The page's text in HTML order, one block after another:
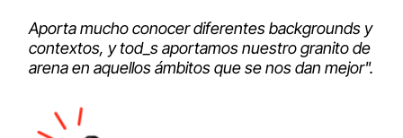
Aporta mucho conocer diferentes backgrounds y
contextos, y tod_s aportamos nuestro granito de
arena en aquellos ámbitos que se nos dan mejor".